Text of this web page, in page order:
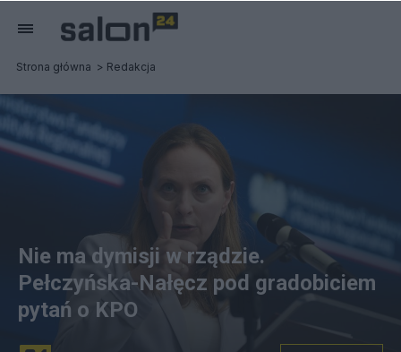
Strona główna Redakcja
Nie ma dymisji w rządzie.
Pełczyńska-Nałęcz pod gradobiciem
pytań o KPO